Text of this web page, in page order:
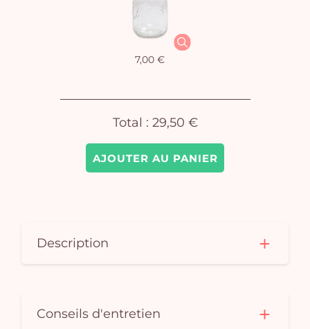
AJOUTER AU PANIER
7,00 €
Total : 29,50 €
Description
Conseils d'entretien